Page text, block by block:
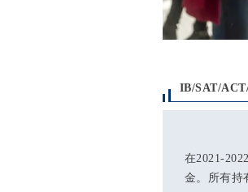
IB/SAT/
在2021-
金。 所有持